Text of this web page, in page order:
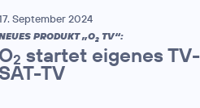
September 2024
PRODUKT „O2 TV“:
O2 startet eigenes
SAT-TV